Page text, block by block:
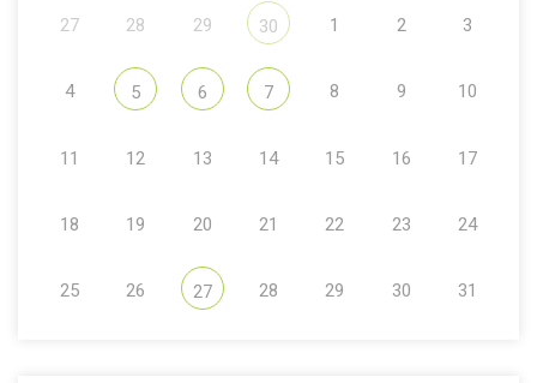
27 28 29 30 1 2 3
4 5 6 7 8 9 10
11 12 13 14 15 16 17
18 19 20 21 22 23 24
25 26 27 28 29 30 31